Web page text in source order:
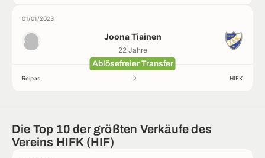
01/01/2023
Joona Tiainen
22 Jahre
Ablösefreier Transfer
Reipas HIFK
Die Top 10 der größten Verkäufe des
Vereins HIFK (HIF)